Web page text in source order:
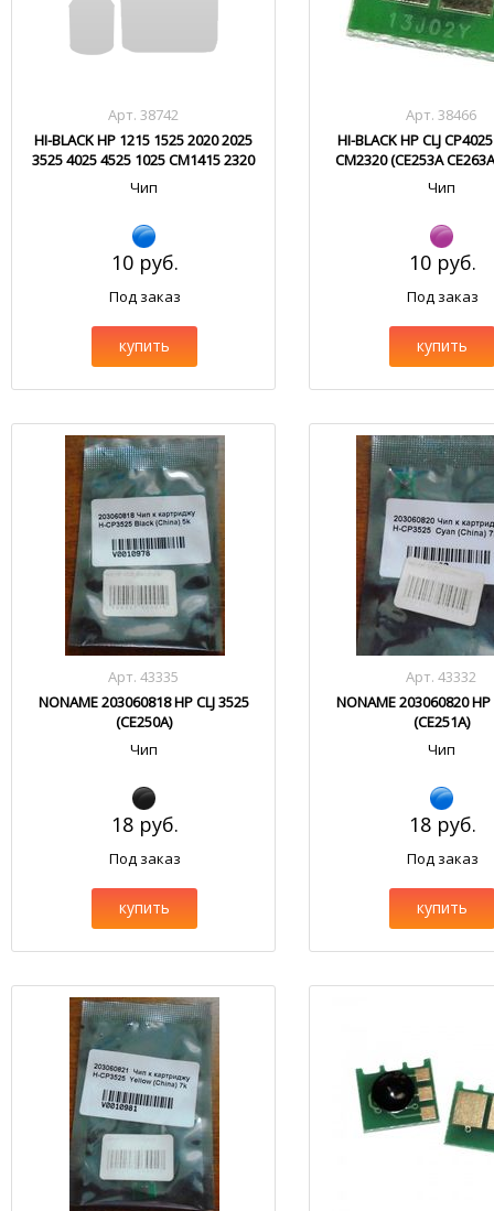
Арт. 38742
HI-BLACK HP 1215 1525 2020 2025
3525 4025 4525 1025 CM1415 2320
Cyan
Чип
10 руб.
Под заказ
купить
Арт. 38466
HI-BLACK HP CLJ
CM2320 (CE253A
CC533A)
Чип
10 руб.
Под заказ
купить
Арт. 43335
NONAME 203060818 HP CLJ 3525
(CE250A)
Чип
18 руб.
Под заказ
купить
Арт. 43332
NONAME 203060820 HP
(CE251A)
Чип
18 руб.
Под заказ
купить